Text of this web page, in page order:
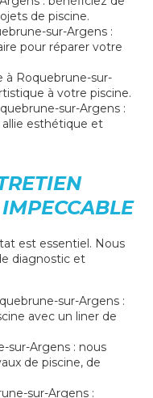
de piscine.
sur-Argens :
pour réparer votre
à Roquebrune-sur-
à votre piscine.
sur-Argens :
esthétique et
est essentiel. Nous
diagnostic et
sur-Argens :
avec un liner de
sur-Argens : nous
de piscine, de
sur-Argens :